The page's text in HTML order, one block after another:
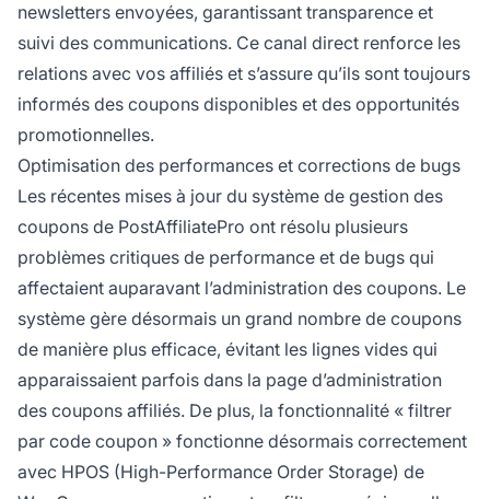
newsletters envoyées, garantissant transparence et
suivi des communications. Ce canal direct renforce les
relations avec vos affiliés et s’assure qu’ils sont toujours
informés des coupons disponibles et des opportunités
promotionnelles.
Optimisation des performances et corrections de bugs
Les récentes mises à jour du système de gestion des
coupons de PostAffiliatePro ont résolu plusieurs
problèmes critiques de performance et de bugs qui
affectaient auparavant l’administration des coupons. Le
système gère désormais un grand nombre de coupons
de manière plus efficace, évitant les lignes vides qui
apparaissaient parfois dans la page d’administration
des coupons affiliés. De plus, la fonctionnalité « filtrer
par code coupon » fonctionne désormais correctement
avec HPOS (High-Performance Order Storage) de